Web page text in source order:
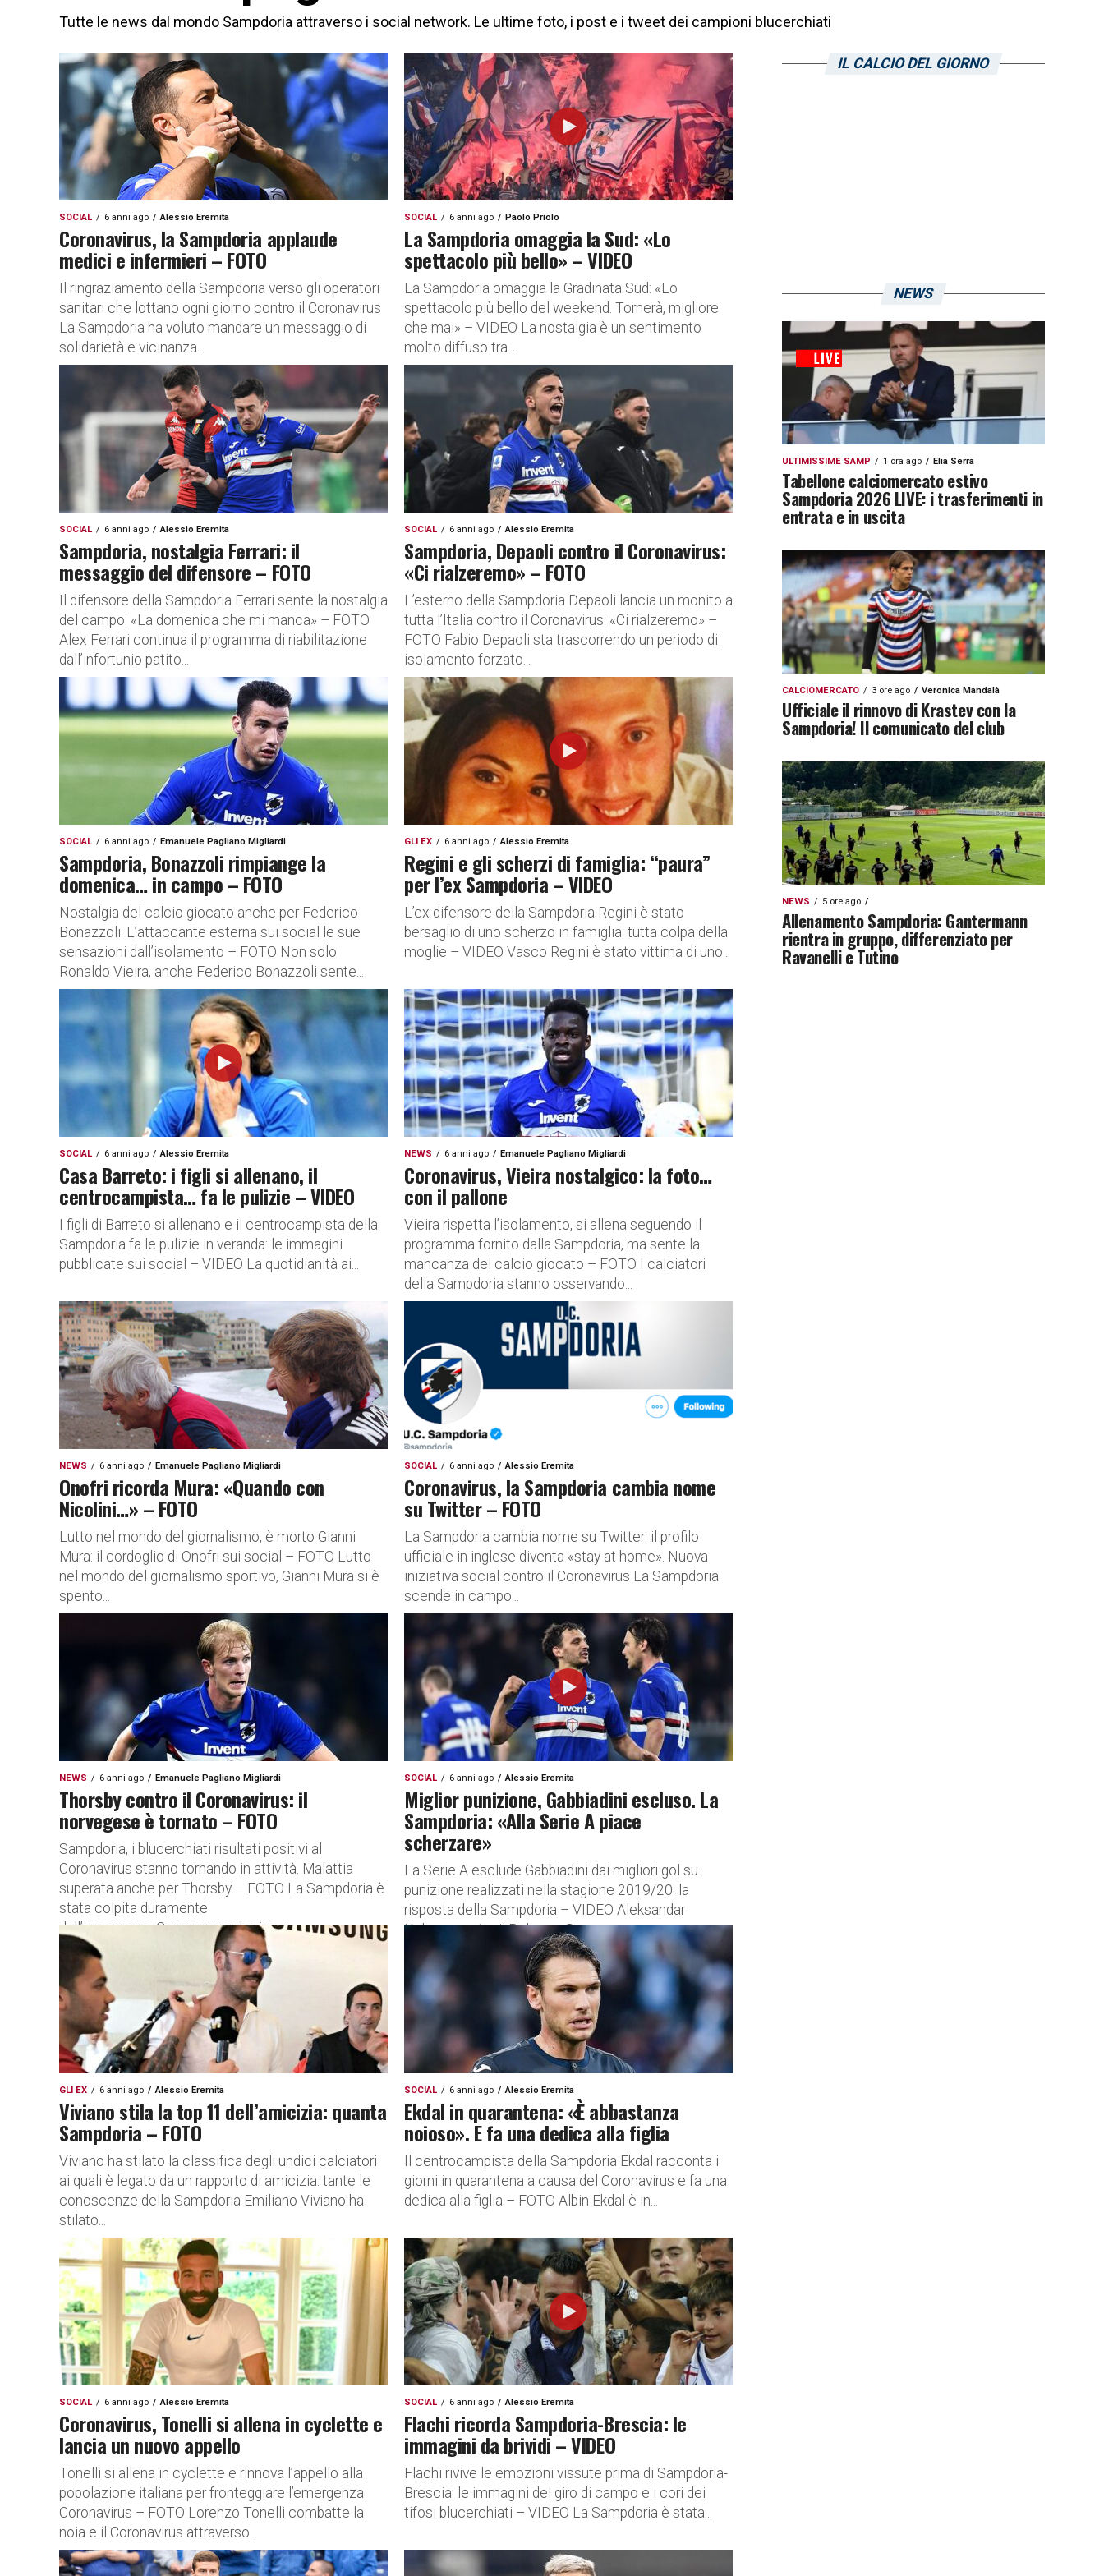
Tutte le news dal mondo Sampdoria attraverso i social network. Le ultime foto, i post e i tweet dei campioni blucerchiati
SOCIAL 6 anni ago Alessio Eremita
Coronavirus, la Sampdoria applaude
medici e infermieri – FOTO
Il ringraziamento della Sampdoria verso gli operatori
sanitari che lottano ogni giorno contro il Coronavirus
La Sampdoria ha voluto mandare un messaggio di
solidarietà e vicinanza...
SOCIAL 6 anni ago Paolo Priolo
La Sampdoria omaggia la Sud: «Lo
spettacolo più bello» – VIDEO
La Sampdoria omaggia la Gradinata Sud: «Lo
spettacolo più bello del weekend. Tornerà, migliore
che mai» – VIDEO La nostalgia è un sentimento
molto diffuso tra...
SOCIAL 6 anni ago Alessio Eremita
Sampdoria, nostalgia Ferrari: il
messaggio del difensore – FOTO
Il difensore della Sampdoria Ferrari sente la nostalgia
del campo: «La domenica che mi manca» – FOTO
Alex Ferrari continua il programma di riabilitazione
dall’infortunio patito...
SOCIAL 6 anni ago Alessio Eremita
Sampdoria, Depaoli contro il Coronavirus:
«Ci rialzeremo» – FOTO
L’esterno della Sampdoria Depaoli lancia un monito a
tutta l’Italia contro il Coronavirus: «Ci rialzeremo» –
FOTO Fabio Depaoli sta trascorrendo un periodo di
isolamento forzato...
SOCIAL 6 anni ago Emanuele Pagliano Migliardi
Sampdoria, Bonazzoli rimpiange la
domenica… in campo – FOTO
Nostalgia del calcio giocato anche per Federico
Bonazzoli. L’attaccante esterna sui social le sue
sensazioni dall’isolamento – FOTO Non solo
Ronaldo Vieira, anche Federico Bonazzoli sente...
GLI EX 6 anni ago Alessio Eremita
Regini e gli scherzi di famiglia: “paura”
per l’ex Sampdoria – VIDEO
L’ex difensore della Sampdoria Regini è stato
bersaglio di uno scherzo in famiglia: tutta colpa della
moglie – VIDEO Vasco Regini è stato vittima di uno...
SOCIAL 6 anni ago Alessio Eremita
Casa Barreto: i figli si allenano, il
centrocampista… fa le pulizie – VIDEO
I figli di Barreto si allenano e il centrocampista della
Sampdoria fa le pulizie in veranda: le immagini
pubblicate sui social – VIDEO La quotidianità ai...
NEWS 6 anni ago Emanuele Pagliano Migliardi
Coronavirus, Vieira nostalgico: la foto…
con il pallone
Vieira rispetta l’isolamento, si allena seguendo il
programma fornito dalla Sampdoria, ma sente la
mancanza del calcio giocato – FOTO I calciatori
della Sampdoria stanno osservando...
NEWS 6 anni ago Emanuele Pagliano Migliardi
Onofri ricorda Mura: «Quando con
Nicolini…» – FOTO
Lutto nel mondo del giornalismo, è morto Gianni
Mura: il cordoglio di Onofri sui social – FOTO Lutto
nel mondo del giornalismo sportivo, Gianni Mura si è
spento...
SOCIAL 6 anni ago Alessio Eremita
Coronavirus, la Sampdoria cambia nome
su Twitter – FOTO
La Sampdoria cambia nome su Twitter: il profilo
ufficiale in inglese diventa «stay at home». Nuova
iniziativa social contro il Coronavirus La Sampdoria
scende in campo...
NEWS 6 anni ago Emanuele Pagliano Migliardi
Thorsby contro il Coronavirus: il
norvegese è tornato – FOTO
Sampdoria, i blucerchiati risultati positivi al
Coronavirus stanno tornando in attività. Malattia
superata anche per Thorsby – FOTO La Sampdoria è
stata colpita duramente
dall’emergenza Coronavirus: decine i...
SOCIAL 6 anni ago Alessio Eremita
Miglior punizione, Gabbiadini escluso. La
Sampdoria: «Alla Serie A piace
scherzare»
La Serie A esclude Gabbiadini dai migliori gol su
punizione realizzati nella stagione 2019/20: la
risposta della Sampdoria – VIDEO Aleksandar
Kolarov contro il Bologna, Suso...
GLI EX 6 anni ago Alessio Eremita
Viviano stila la top 11 dell’amicizia: quanta
Sampdoria – FOTO
Viviano ha stilato la classifica degli undici calciatori
ai quali è legato da un rapporto di amicizia: tante le
conoscenze della Sampdoria Emiliano Viviano ha
stilato...
SOCIAL 6 anni ago Alessio Eremita
Ekdal in quarantena: «È abbastanza
noioso». E fa una dedica alla figlia
Il centrocampista della Sampdoria Ekdal racconta i
giorni in quarantena a causa del Coronavirus e fa una
dedica alla figlia – FOTO Albin Ekdal è in...
SOCIAL 6 anni ago Alessio Eremita
Coronavirus, Tonelli si allena in cyclette e
lancia un nuovo appello
Tonelli si allena in cyclette e rinnova l’appello alla
popolazione italiana per fronteggiare l’emergenza
Coronavirus – FOTO Lorenzo Tonelli combatte la
noia e il Coronavirus attraverso...
SOCIAL 6 anni ago Alessio Eremita
Flachi ricorda Sampdoria-Brescia: le
immagini da brividi – VIDEO
Flachi rivive le emozioni vissute prima di Sampdoria-
Brescia: le immagini del giro di campo e i cori dei
tifosi blucerchiati – VIDEO La Sampdoria è stata...
IL CALCIO DEL GIORNO
NEWS
ULTIMISSIME SAMP 1 ora ago Elia Serra
Tabellone calciomercato estivo
Sampdoria 2026 LIVE: i trasferimenti in
entrata e in uscita
CALCIOMERCATO 3 ore ago Veronica Mandalà
Ufficiale il rinnovo di Krastev con la
Sampdoria! Il comunicato del club
NEWS 5 ore ago
Allenamento Sampdoria: Gantermann
rientra in gruppo, differenziato per
Ravanelli e Tutino